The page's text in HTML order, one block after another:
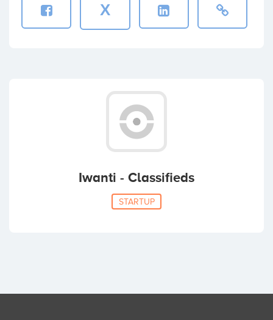
X
Iwanti - Classifieds
STARTUP